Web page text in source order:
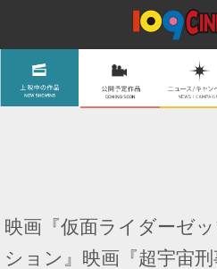
映画『仮面ライダーゼ
ション』映画『超宇宙